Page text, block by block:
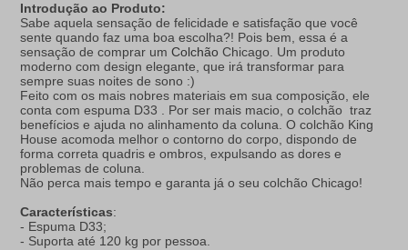
Introdução ao Produto:
Sabe aquela sensação de felicidade e satisfação que você
sente quando faz uma boa escolha?! Pois bem, essa é a
sensação de comprar umColchão Chicago. Um produto
moderno com design elegante, que irá transformar para
sempre suas noites de sono :)
Feito com os mais nobres materiais em sua composição, ele
conta com espuma D33 . Por ser mais macio, o colchão traz
benefícios e ajuda no alinhamento da coluna. O colchão King
House acomoda melhor o contorno do corpo, dispondo de
forma correta quadris e ombros, expulsando as dores e
problemas de coluna.
Não perca mais tempo e garanta já o seu colchão Chicago!
Características:
- Espuma D33;
- Suporta até 120 kg por pessoa.